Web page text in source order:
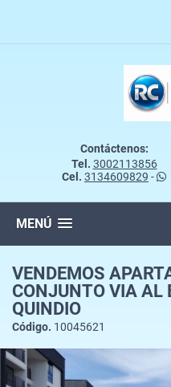
Contáctenos:
Tel. 3002113856
Cel. 3134609829 -
MENÚ
VENDEMOS
CONJUNTO VIA AL
QUINDIO
Código. 10045621